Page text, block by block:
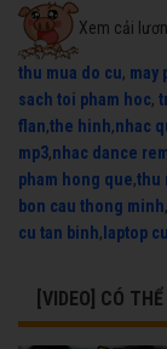
Xem cải
thu mua do cu, may
sach toi pham hoc,
flan,the hinh,nhac
mp3,nhac dance
pham hong que,thu
bon cau thong minh,
cu tan binh, laptop cu
[VIDEO] CÓ